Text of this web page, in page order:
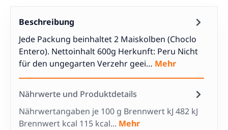
Beschreibung
Jede Packung beinhaltet 2 Maiskolben (Choclo
Entero). Nettoinhalt 600g Herkunft: Peru Nicht
für den ungegarten Verzehr geei… Mehr
Nährwerte und Produktdetails
Nährwertangaben je 100 g Brennwert kJ 482 kJ
Brennwert kcal 115 kcal... Mehr